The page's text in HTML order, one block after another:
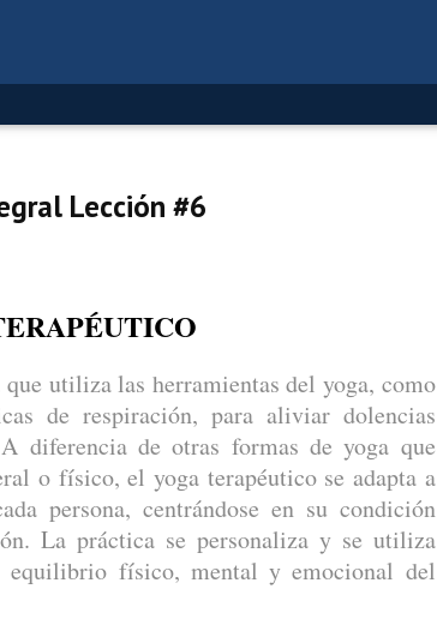
Lección #6
utiliza las herramientas del yoga, como
de respiración, para aliviar dolencias
diferencia de otras formas de yoga que
o físico, el yoga terapéutico se adapta a
persona, centrándose en su condición
La práctica se personaliza y se utiliza
equilibrio físico, mental y emocional del